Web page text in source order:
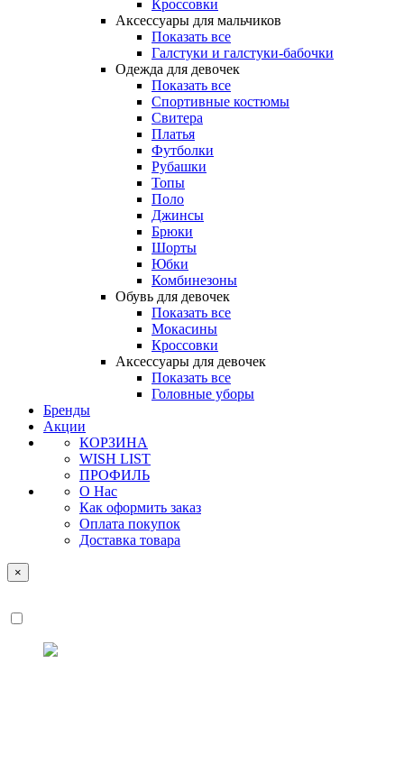
Кроссовки
Аксессуары для мальчиков
Показать все
Галстуки и галстуки-бабочки
Одежда для девочек
Показать все
Спортивные костюмы
Свитера
Платья
Футболки
Рубашки
Топы
Поло
Джинсы
Брюки
Шорты
Юбки
Комбинезоны
Обувь для девочек
Показать все
Мокасины
Кроссовки
Аксессуары для девочек
Показать все
Головные уборы
Бренды
Акции
КОРЗИНА
WISH LIST
ПРОФИЛЬ
О Нас
Как оформить заказ
Оплата покупок
Доставка товара
×